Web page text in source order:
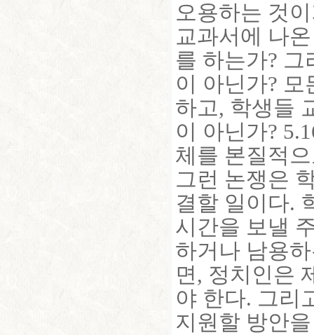
오용하는 것
교과서에 나
를 하는가?
이 아닌가?
하고, 학생들
이 아닌가?
체를 본질적
그런 논쟁은
결할 일이다.
시간을 보낼
하거나 남용
면, 정치인은
야 한다. 그리
지원할 방안